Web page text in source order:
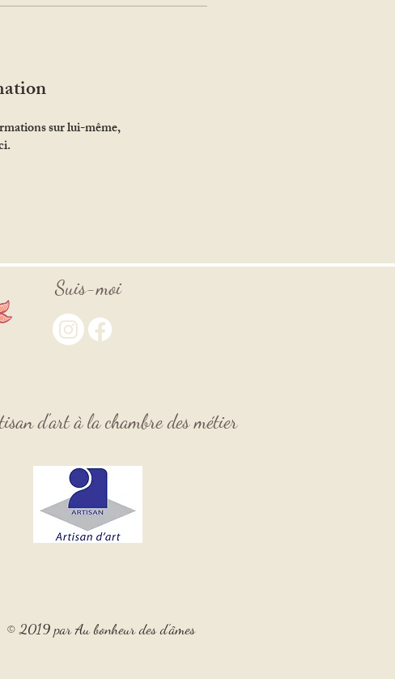
sur lui-même,
Suis-moi
d'art à la chambre desmétier
© 2019 par Au bonheur des d'âmes